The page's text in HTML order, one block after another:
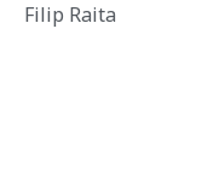
Filip Raita